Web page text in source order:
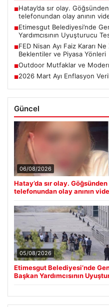
■Hatay’da sır olay.
telefonundan olay anının
■Etimesgut Belediyesi’nde
Yardımcısının Uyuşturucu
■FED Nisan Ayı Faiz Kararı
Beklentiler ve Piyasa Yönleri
■Outdoor Mutfaklar ve
■2026 Mart Ayı Enflasyon
Güncel
06/08/2026
Hatay’da sır olay.
telefonundan olay anının
05/08/2026
Etimesgut Belediyesi’nde
Başkan Yardımcısının